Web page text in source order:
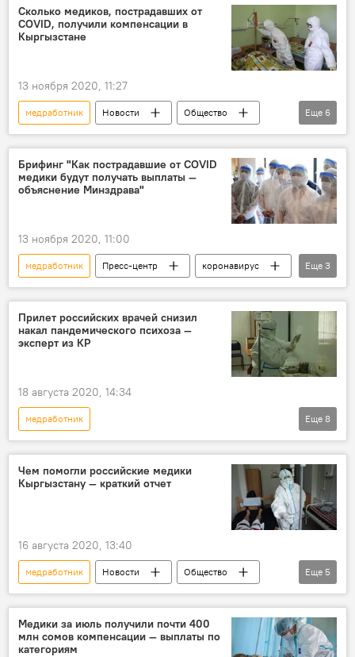
пневмония
коронавирус
компенсация
Сколько медиков, пострадавших от
COVID, получили компенсации в
Кыргызстане
13 ноября 2020, 11:27
медработник Новости
Общество
Кыргызстан
Коронавирус - 2020
коронавирус
компенсация
Пресс-центр
Коронавирус в Кыргызстане
Еще 6
Брифинг "Как пострадавшие от COVID
медики будут получать выплаты —
объяснение Минздрава"
13 ноября 2020, 11:00
медработник Пресс-центр
коронавирус
выплаты
брифинг Кыргызстан
Еще 3
Прилет российских врачей снизил
накал пандемического психоза —
эксперт из КР
18 августа 2020, 14:34
медработник
Помощь России Кыргызстану в борьбе с коронавирусом
Новости
Кыргызстан
Общество
помощь
снижение
Еще 8
Чем помогли российские медики
Кыргызстану — краткий отчет
16 августа 2020, 13:40
медработник Новости
Общество
Кыргызстан
Коронавирус - 2020
помощь
Помощь России Кыргызстану в борьбе с коронавирусом
Еще 5
Медики за июль получили почти 400
млн сомов компенсации — выплаты по
категориям